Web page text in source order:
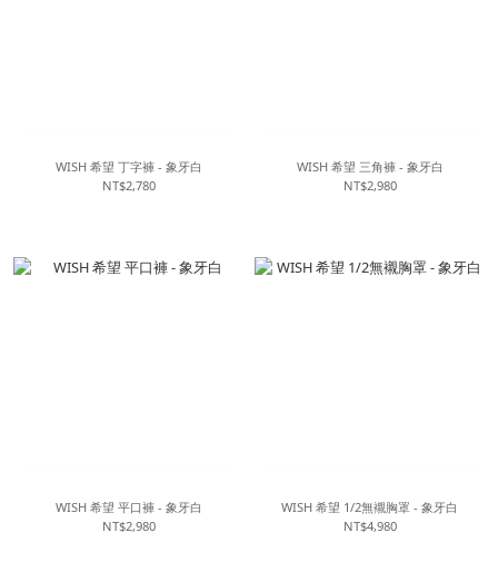
WISH 希望 丁字褲 - 象牙白
NT$2,780
WISH 希望 三角褲 - 象牙白
NT$2,980
WISH 希望 平口褲 - 象牙白
NT$2,980
WISH 希望 1/2無襯胸罩 - 象牙白
NT$4,980